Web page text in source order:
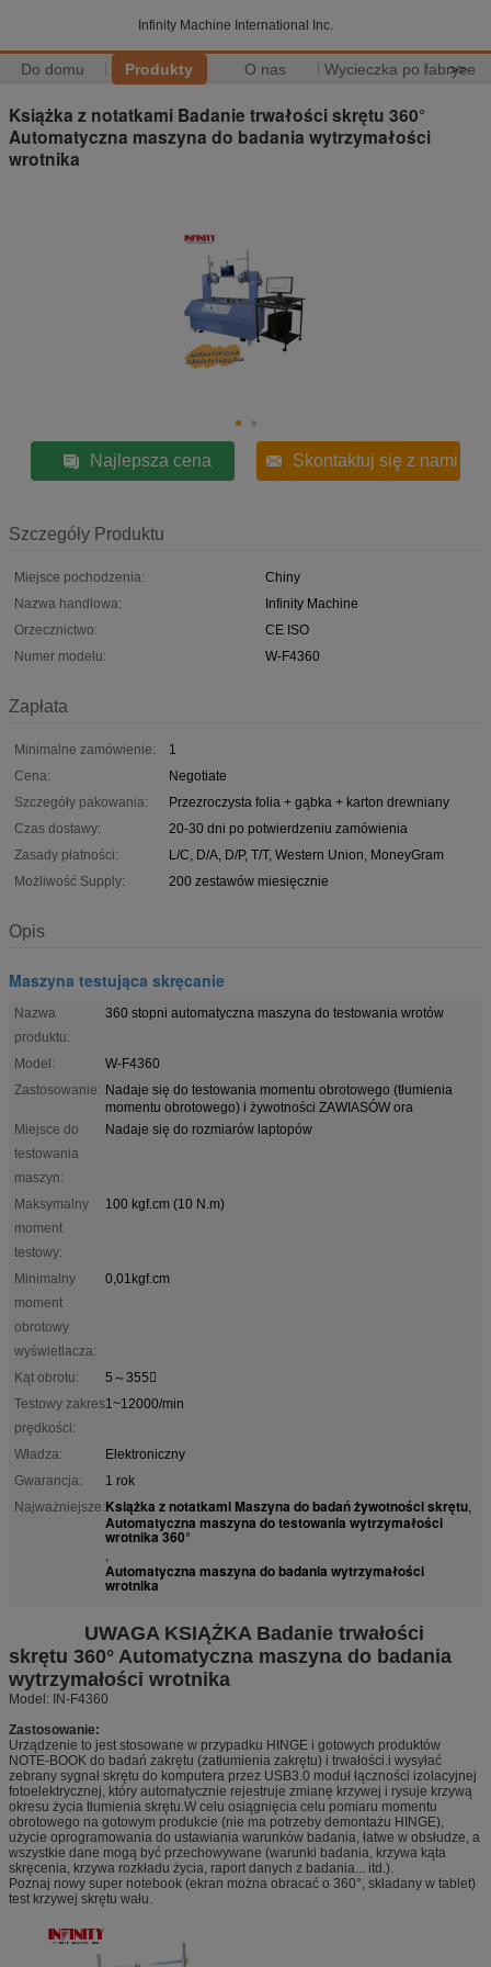
Infinity Machine International Inc.
Do domu Produkty O nas Wycieczka po fabryce
>>
Książka z notatkami Badanie trwałości skrętu 360°
Automatyczna maszyna do badania wytrzymałości
wrotnika
Najlepsza cena Skontaktuj się z nami
Szczegóły Produktu
Miejsce pochodzenia:
Chiny
Nazwa handlowa:
Infinity Machine
Orzecznictwo:
CE ISO
Numer modelu:
W-F4360
Zapłata
Minimalne zamówienie:
1
Cena:
Negotiate
Szczegóły pakowania:
Przezroczysta folia + gąbka + karton drewniany
Czas dostawy:
20-30 dni po potwierdzeniu zamówienia
Zasady płatności:
L/C, D/A, D/P, T/T, Western Union, MoneyGram
Możliwość Supply:
200 zestawów miesięcznie
Opis
Maszyna testująca skręcanie
Nazwa
produktu:
360 stopni automatyczna maszyna do testowania wrotów
Model:
W-F4360
Zastosowanie: Nadaje się do testowania momentu obrotowego (tłumienia
momentu obrotowego) i żywotności ZAWIASÓW ora
Miejsce do
testowania
maszyn:
Nadaje się do rozmiarów laptopów
Maksymalny
moment
testowy:
100 kgf.cm (10 N.m)
Minimalny
moment
obrotowy
wyświetlacza:
0,01kgf.cm
Kąt obrotu:
5～355〫
Testowy zakres
prędkości:
1~12000/min
Władza:
Elektroniczny
Gwarancja:
1 rok
Najważniejsze:Książka z notatkami Maszyna do badań żywotności skrętu,
Automatyczna maszyna do testowania wytrzymałości
wrotnika 360°
,
Automatyczna maszyna do badania wytrzymałości
wrotnika
UWAGA KSIĄŻKA Badanie trwałości
skrętu 360° Automatyczna maszyna do badania
wytrzymałości wrotnika
Model: IN-F4360
Zastosowanie:
Urządzenie to jest stosowane w przypadku HINGE i gotowych produktów
NOTE-BOOK do badań zakrętu (zatłumienia zakrętu) i trwałości.i wysyłać
zebrany sygnał skrętu do komputera przez USB3.0 moduł łączności izolacyjnej
fotoelektrycznej, który automatycznie rejestruje zmianę krzywej i rysuje krzywą
okresu życia tłumienia skrętu.W celu osiągnięcia celu pomiaru momentu
obrotowego na gotowym produkcie (nie ma potrzeby demontażu HINGE),
użycie oprogramowania do ustawiania warunków badania, łatwe w obsłudze, a
wszystkie dane mogą być przechowywane (warunki badania, krzywa kąta
skręcenia, krzywa rozkładu życia, raport danych z badania... itd.).
Poznaj nowy super notebook (ekran można obracać o 360°, składany w tablet)
test krzywej skrętu wału.